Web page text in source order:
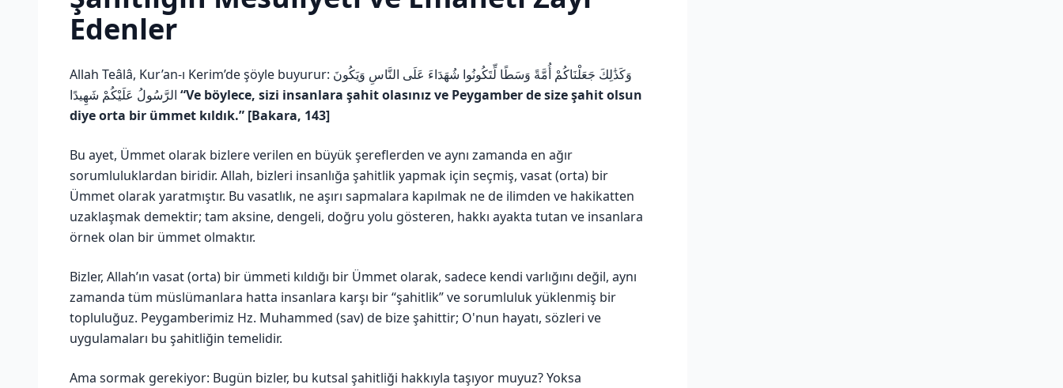
Edenler
Allah Teâlâ, Kur’an-ı Kerim’de şöyle buyurur: وَكَذَٰلِكَ جَعَلْنَاكُمْ أُمَّةً وَسَطًا لِّتَكُونُوا شُهَدَاءَ عَلَى النَّاسِ وَيَكُونَ
“Ve böylece, sizi insanlara şahit olasınız ve Peygamber de size şahit olsun
diye orta bir ümmet kıldık.” [Bakara, 143]
Bu ayet, Ümmet olarak bizlere verilen en büyük şereflerden ve aynı zamanda en ağır
sorumluluklardan biridir. Allah, bizleri insanlığa şahitlik yapmak için seçmiş, vasat (orta) bir
Ümmet olarak yaratmıştır. Bu vasatlık, ne aşırı sapmalara kapılmak ne de ilimden ve hakikatten
uzaklaşmak demektir; tam aksine, dengeli, doğru yolu gösteren, hakkı ayakta tutan ve insanlara
örnek olan bir ümmet olmaktır.
Bizler, Allah’ın vasat (orta) bir ümmeti kıldığı bir Ümmet olarak, sadece kendi varlığını değil, aynı
zamanda tüm müslümanlara hatta insanlara karşı bir “şahitlik” ve sorumluluk yüklenmiş bir
topluluğuz. Peygamberimiz Hz. Muhammed (sav) de bize şahittir; O'nun hayatı, sözleri ve
uygulamaları bu şahitliğin temelidir.
Ama sormak gerekiyor: Bugün bizler, bu kutsal şahitliği hakkıyla taşıyor muyuz? Yoksa